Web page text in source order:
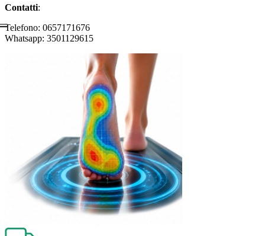
Contatti:
Telefono: 0657171676
Whatsapp: 3501129615